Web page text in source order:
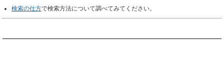
検索の仕方で検索方法について調べてみてください。